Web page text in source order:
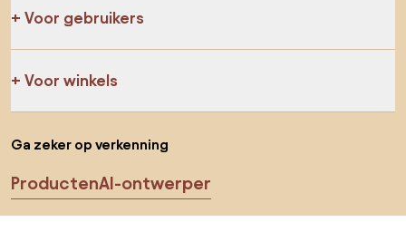
Voor gebruikers
Voor winkels
Ga zeker op verkenning
ProductenAI-ontwerper